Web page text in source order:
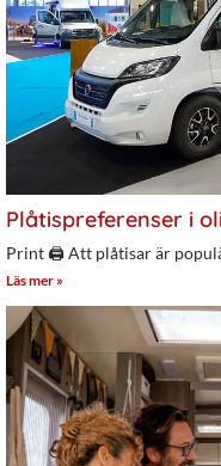
Plåtispreferenser i
Print 🖨 Att plåtisar är
Läs mer »